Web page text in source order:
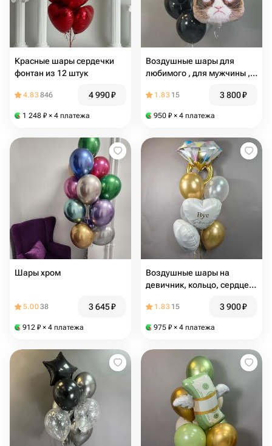
Красные шары сердечки
фонтан из 12 штук
4.83846 4 990₽
1 248 ₽ × 4 платежа
Воздушные шары для
любимого , для мужчины ,
надписью , суровый кот
1.83 15 3 800₽
950 ₽ × 4 платежа
Шары хром
5.0038 3 645₽
912 ₽ × 4 платежа
Воздушные шары на
девичник, кольцо, сердце с
1.83 15 3 900₽
975 ₽ × 4 платежа